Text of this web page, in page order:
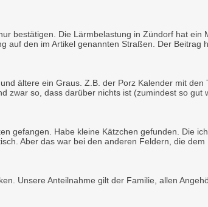
bestätigen. Die Lärmbelastung in Zündorf hat ein
auf den im Artikel genannten Straßen. Der Beitrag
ältere ein Graus. Z.B. der Porz Kalender mit den
zwar so, dass darüber nichts ist (zumindest so gut
gefangen. Habe kleine Kätzchen gefunden. Die
Aber das war bei den anderen Feldern, die
Unsere Anteilnahme gilt der Familie, allen